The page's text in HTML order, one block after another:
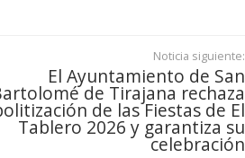
Noticia siguiente:
El Ayuntamiento de San
de Tirajana rechaza
de las Fiestas de El
Tablero 2026 y garantiza su
celebración